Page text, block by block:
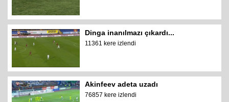
Dinga inanılmazı çıkardı...
11361 kere izlendi
Akinfeev adeta uzadı
76857 kere izlendi